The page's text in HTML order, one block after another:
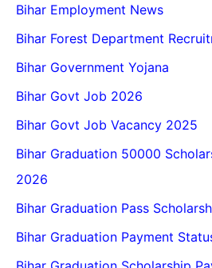
Bihar Employment News
Bihar Forest Department
Bihar Government Yojana
Bihar Govt Job 2026
Bihar Govt Job Vacancy 2025
Bihar Graduation 50000
2026
Bihar Graduation Pass
Bihar Graduation Payment